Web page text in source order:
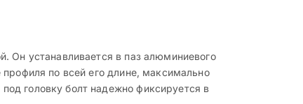
Он устанавливается в паз алюминиевого
по всей его длине, максимально
головку болт надежно фиксируется в